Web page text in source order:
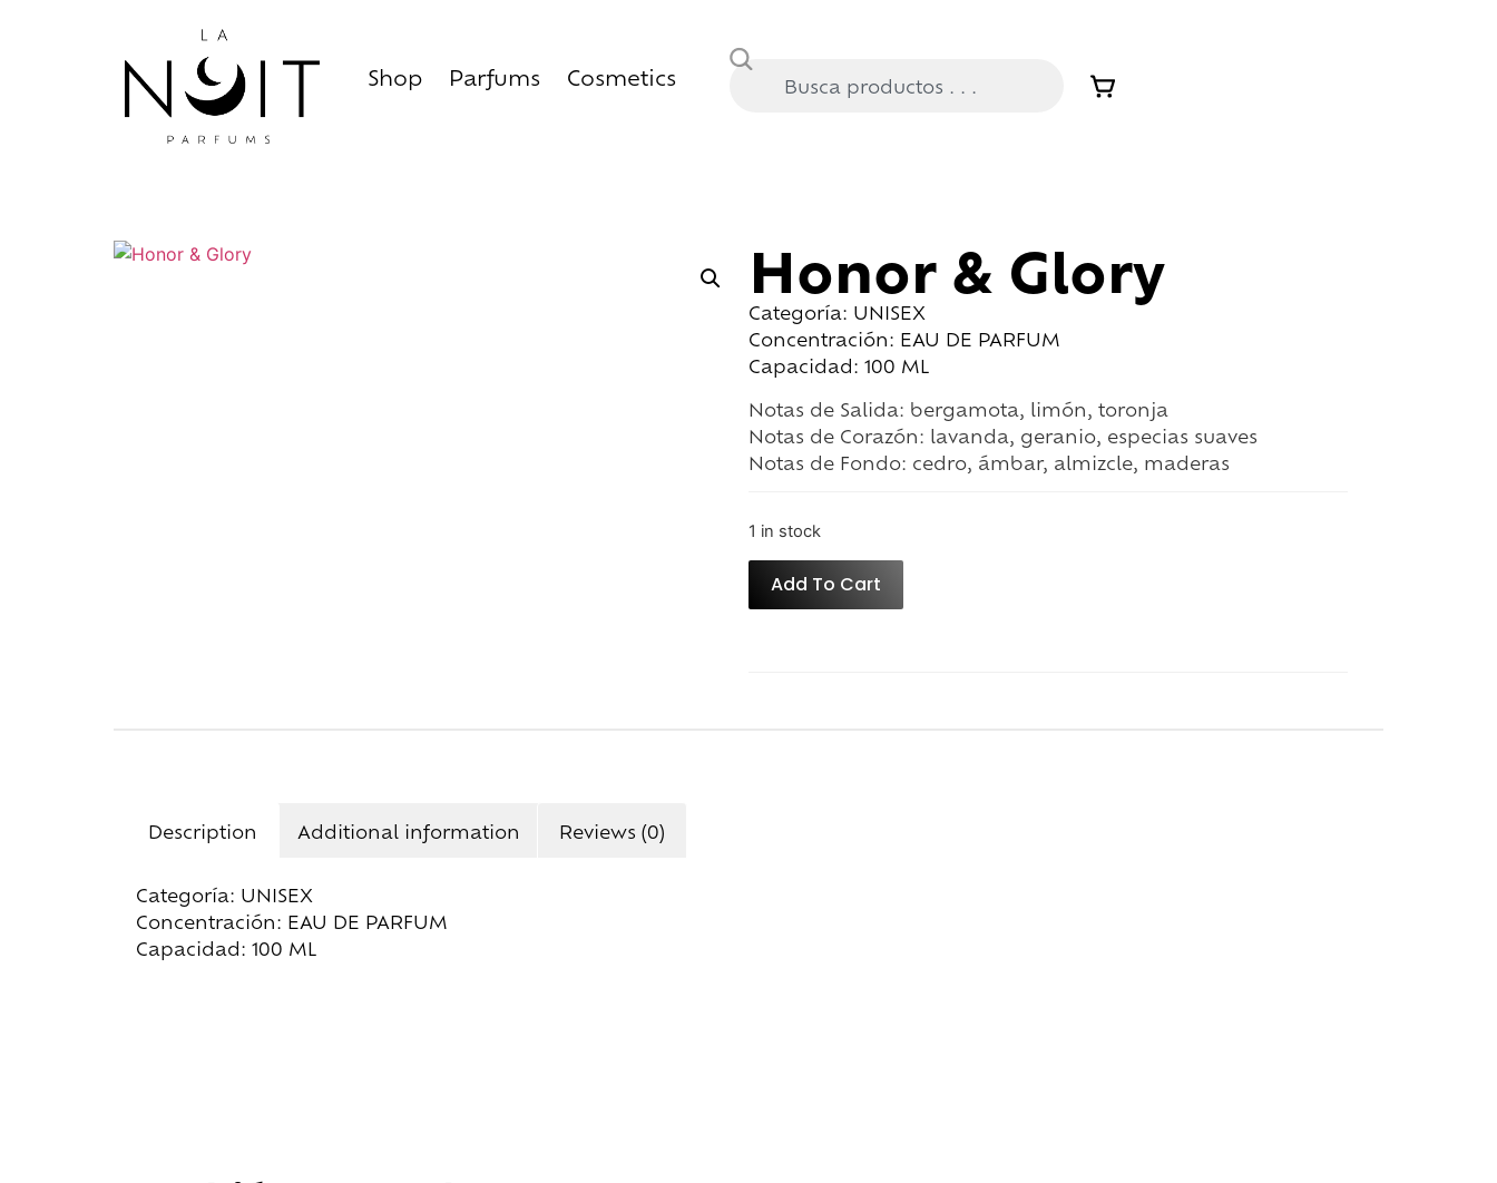
Shop Parfums Cosmetics
Honor & Glory
Categoría: UNISEX
Concentración: EAU DE PARFUM
Capacidad: 100 ML
Notas de Salida: bergamota, limón, toronja
Notas de Corazón: lavanda, geranio, especias suaves
Notas de Fondo: cedro, ámbar, almizcle, maderas
1 in stock
Add To Cart
Description Additional information Reviews (0)
Categoría: UNISEX
Concentración: EAU DE PARFUM
Capacidad: 100 ML